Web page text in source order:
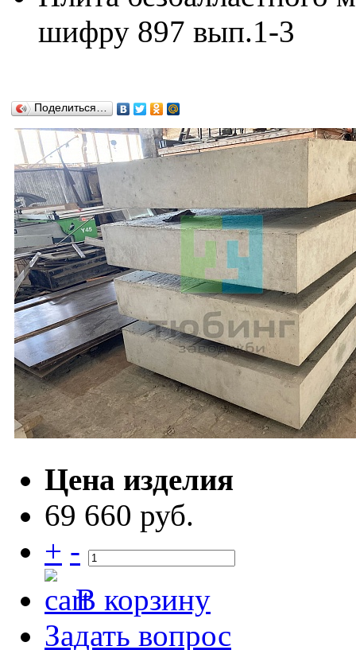
шифру 897 вып.1-3
Поделиться…
Цена изделия
69 660 руб.
+ -
В корзину
Задать вопрос